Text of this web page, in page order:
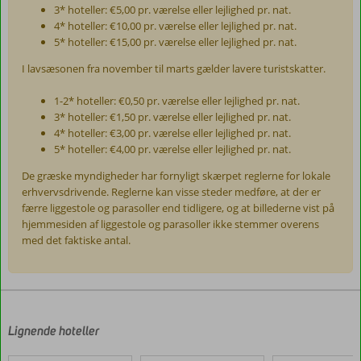
3* hoteller: €5,00 pr. værelse eller lejlighed pr. nat.
4* hoteller: €10,00 pr. værelse eller lejlighed pr. nat.
5* hoteller: €15,00 pr. værelse eller lejlighed pr. nat.
I lavsæsonen fra november til marts gælder lavere turistskatter.
1-2* hoteller: €0,50 pr. værelse eller lejlighed pr. nat.
3* hoteller: €1,50 pr. værelse eller lejlighed pr. nat.
4* hoteller: €3,00 pr. værelse eller lejlighed pr. nat.
5* hoteller: €4,00 pr. værelse eller lejlighed pr. nat.
De græske myndigheder har fornyligt skærpet reglerne for lokale
erhvervsdrivende. Reglerne kan visse steder medføre, at der er
færre liggestole og parasoller end tidligere, og at billederne vist på
hjemmesiden af liggestole og parasoller ikke stemmer overens
med det faktiske antal.
af
Lignende hoteller